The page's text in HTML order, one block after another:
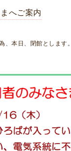
へご案内
、本日、閉館とします。